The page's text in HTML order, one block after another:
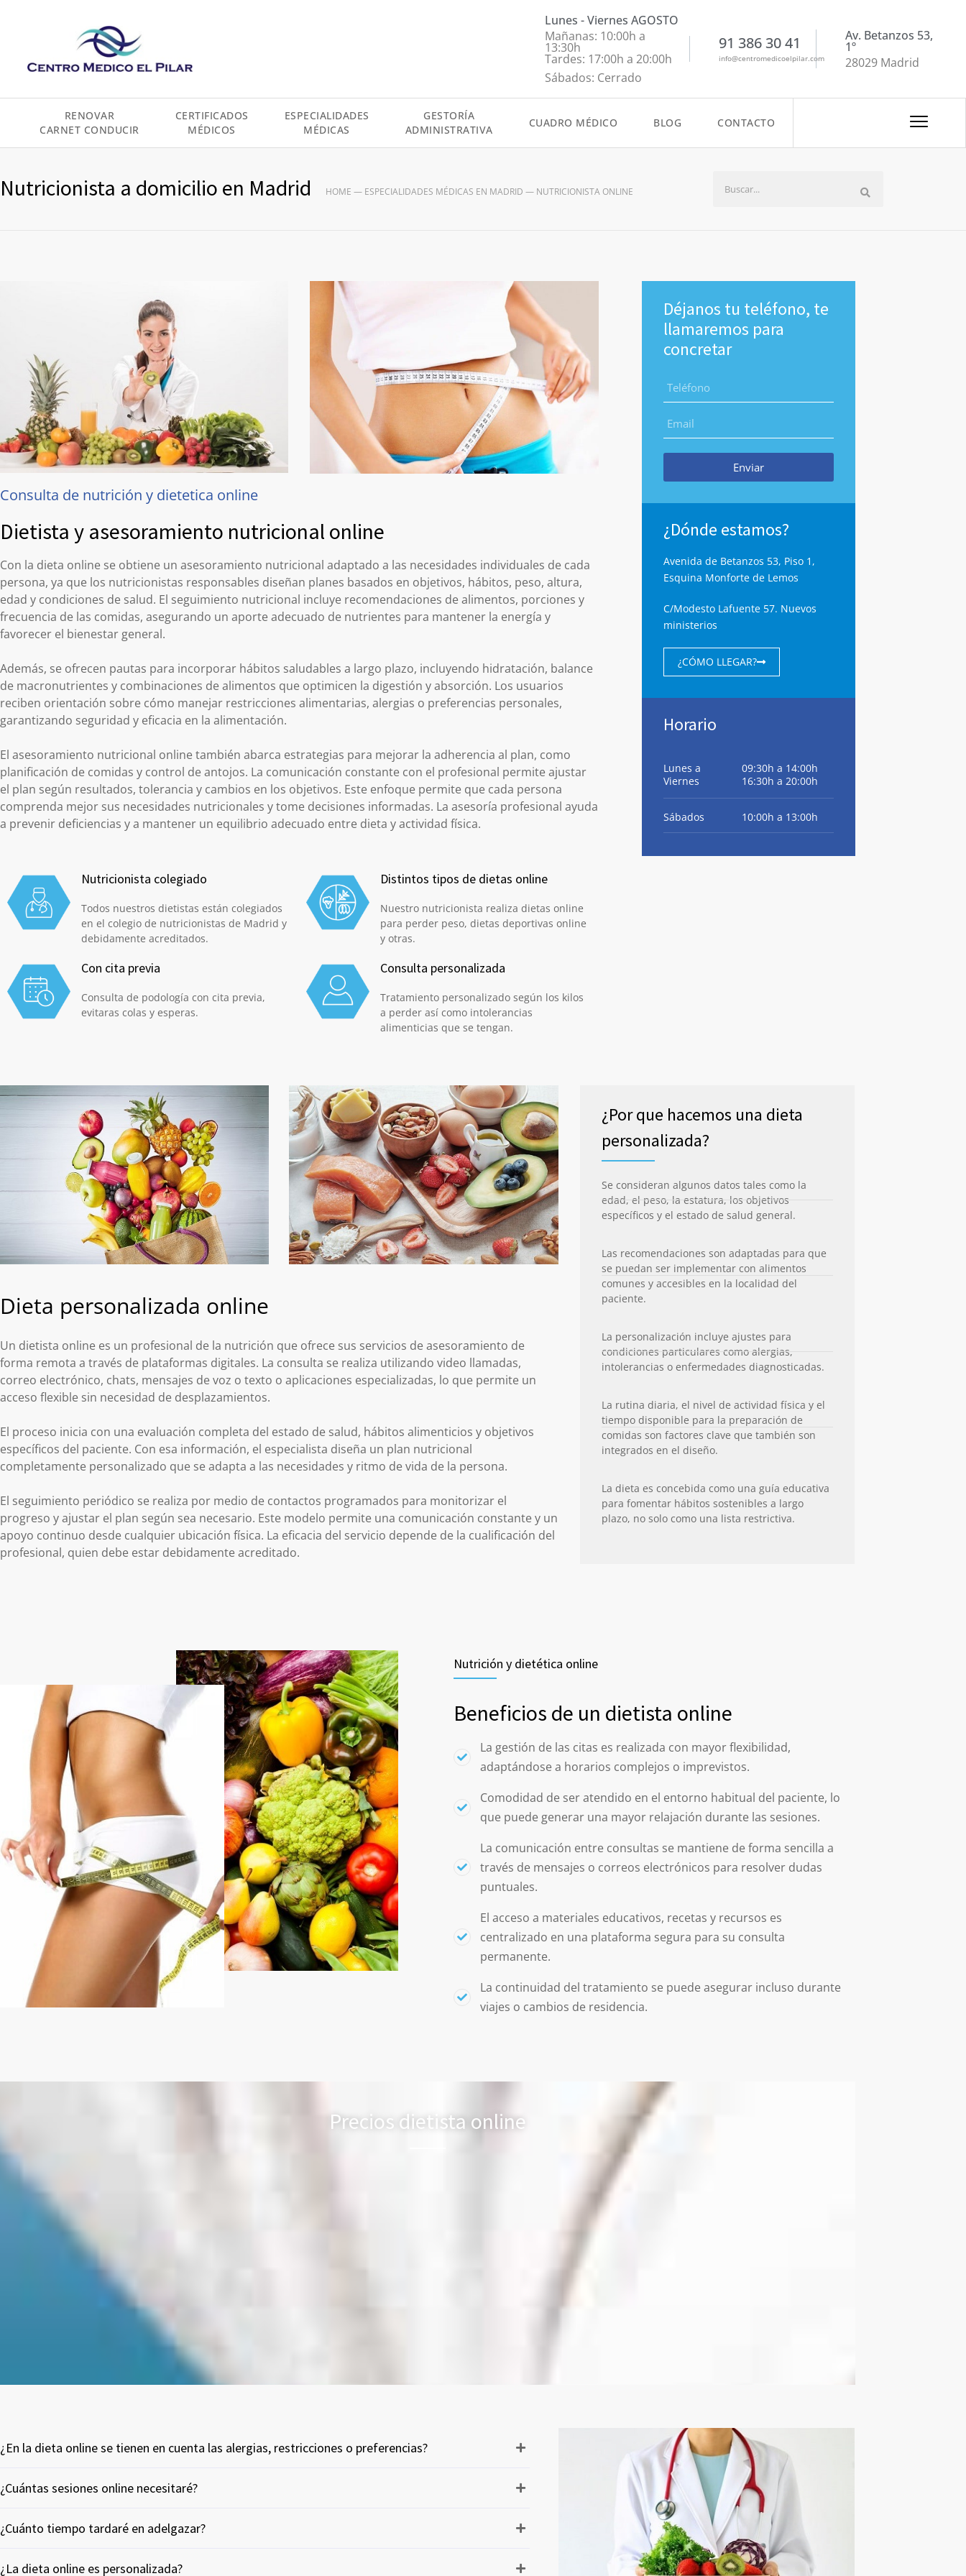
Lunes - Viernes AGOSTO
Mañanas: 10:00h a
13:30h
Tardes: 17:00h a 20:00h
Sábados: Cerrado
91 386 30 41
info@centromedicoelpilar.com
Av. Betanzos 53,
1º
28029 Madrid
RENOVAR
CARNET CONDUCIR
CERTIFICADOS
MÉDICOS
ESPECIALIDADES
MÉDICAS
GESTORÍA
ADMINISTRATIVA
CUADRO MÉDICO BLOG CONTACTO
Nutricionista a domicilio en Madrid HOME — ESPECIALIDADES MÉDICAS EN MADRID — NUTRICIONISTA ONLINE
Consulta de nutrición y dietetica online
Dietista y asesoramiento nutricional online
Con la dieta online se obtiene un asesoramiento nutricional adaptado a las necesidades individuales de cada
persona, ya que los nutricionistas responsables diseñan planes basados en objetivos, hábitos, peso, altura,
edad y condiciones de salud. El seguimiento nutricional incluye recomendaciones de alimentos, porciones y
frecuencia de las comidas, asegurando un aporte adecuado de nutrientes para mantener la energía y
favorecer el bienestar general.
Además, se ofrecen pautas para incorporar hábitos saludables a largo plazo, incluyendo hidratación, balance
de macronutrientes y combinaciones de alimentos que optimicen la digestión y absorción. Los usuarios
reciben orientación sobre cómo manejar restricciones alimentarias, alergias o preferencias personales,
garantizando seguridad y eficacia en la alimentación.
El asesoramiento nutricional online también abarca estrategias para mejorar la adherencia al plan, como
planificación de comidas y control de antojos. La comunicación constante con el profesional permite ajustar
el plan según resultados, tolerancia y cambios en los objetivos. Este enfoque permite que cada persona
comprenda mejor sus necesidades nutricionales y tome decisiones informadas. La asesoría profesional ayuda
a prevenir deficiencias y a mantener un equilibrio adecuado entre dieta y actividad física.
Nutricionista colegiado
Todos nuestros dietistas están colegiados
en el colegio de nutricionistas de Madrid y
debidamente acreditados.
Distintos tipos de dietas online
Nuestro nutricionista realiza dietas online
para perder peso, dietas deportivas online
y otras.
Con cita previa
Consulta de podología con cita previa,
evitaras colas y esperas.
Consulta personalizada
Tratamiento personalizado según los kilos
a perder así como intolerancias
alimenticias que se tengan.
Déjanos tu teléfono, te
llamaremos para
concretar
Enviar
¿Dónde estamos?
Avenida de Betanzos 53, Piso 1,
Esquina Monforte de Lemos
C/Modesto Lafuente 57. Nuevos
ministerios
¿CÓMO LLEGAR?
Horario
Lunes a
Viernes
09:30h a 14:00h
16:30h a 20:00h
Sábados 10:00h a 13:00h
Dieta personalizada online
Un dietista online es un profesional de la nutrición que ofrece sus servicios de asesoramiento de
forma remota a través de plataformas digitales. La consulta se realiza utilizando video llamadas,
correo electrónico, chats, mensajes de voz o texto o aplicaciones especializadas, lo que permite un
acceso flexible sin necesidad de desplazamientos.
El proceso inicia con una evaluación completa del estado de salud, hábitos alimenticios y objetivos
específicos del paciente. Con esa información, el especialista diseña un plan nutricional
completamente personalizado que se adapta a las necesidades y ritmo de vida de la persona.
El seguimiento periódico se realiza por medio de contactos programados para monitorizar el
progreso y ajustar el plan según sea necesario. Este modelo permite una comunicación constante y un
apoyo continuo desde cualquier ubicación física. La eficacia del servicio depende de la cualificación del
profesional, quien debe estar debidamente acreditado.
¿Por que hacemos una dieta
personalizada?
Se consideran algunos datos tales como la
edad, el peso, la estatura, los objetivos
específicos y el estado de salud general.
Las recomendaciones son adaptadas para que
se puedan ser implementar con alimentos
comunes y accesibles en la localidad del
paciente.
La personalización incluye ajustes para
condiciones particulares como alergias,
intolerancias o enfermedades diagnosticadas.
La rutina diaria, el nivel de actividad física y el
tiempo disponible para la preparación de
comidas son factores clave que también son
integrados en el diseño.
La dieta es concebida como una guía educativa
para fomentar hábitos sostenibles a largo
plazo, no solo como una lista restrictiva.
Nutrición y dietética online
Beneficios de un dietista online
La gestión de las citas es realizada con mayor flexibilidad,
adaptándose a horarios complejos o imprevistos.
Comodidad de ser atendido en el entorno habitual del paciente, lo
que puede generar una mayor relajación durante las sesiones.
La comunicación entre consultas se mantiene de forma sencilla a
través de mensajes o correos electrónicos para resolver dudas
puntuales.
El acceso a materiales educativos, recetas y recursos es
centralizado en una plataforma segura para su consulta
permanente.
La continuidad del tratamiento se puede asegurar incluso durante
viajes o cambios de residencia.
Precios dietista online
¿En la dieta online se tienen en cuenta las alergias, restricciones o preferencias?
¿Cuántas sesiones online necesitaré?
¿Cuánto tiempo tardaré en adelgazar?
¿La dieta online es personalizada?